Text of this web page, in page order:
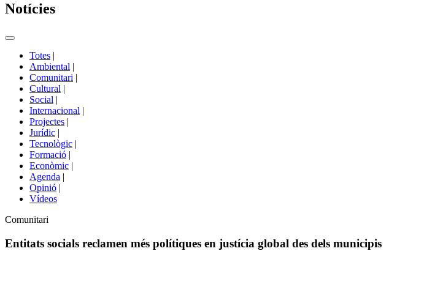
Notícies
Commutador
portals
Totes |
Ambiental |
Comunitari |
Cultural |
Social |
Internacional |
Projectes |
Jurídic |
Tecnològic |
Formació |
Econòmic |
Agenda |
Opinió |
Vídeos
Àmbit
la
Comunitari
Entitats socials reclamen més polítiques en justícia global des dels municipis